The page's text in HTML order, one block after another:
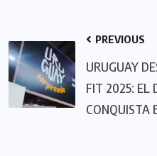
PREVIOUS
URUGUAY
FIT 2025: EL
CONQUISTA